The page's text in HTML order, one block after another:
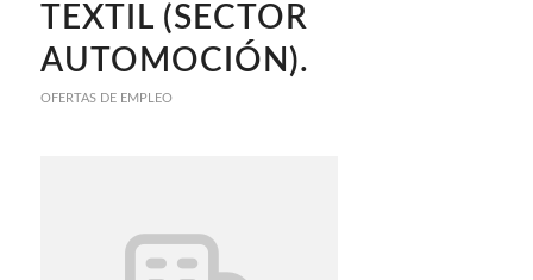
TEXTIL (SECTOR
AUTOMOCIÓN).
OFERTAS DE EMPLEO